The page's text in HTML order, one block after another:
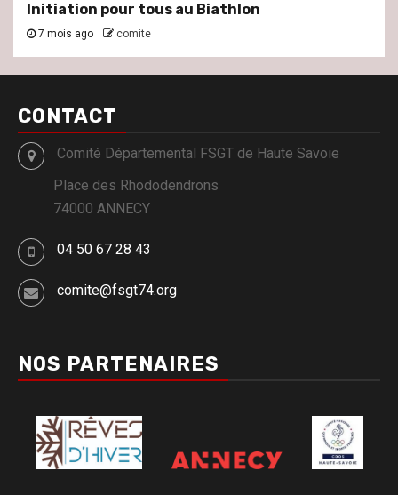
Initiation pour tous au Biathlon
7 mois ago comite
CONTACT
Comité Départemental FSGT de Haute Savoie
Place des Rhododendrons
74000 ANNECY
04 50 67 28 43
comite@fsgt74.org
NOS PARTENAIRES